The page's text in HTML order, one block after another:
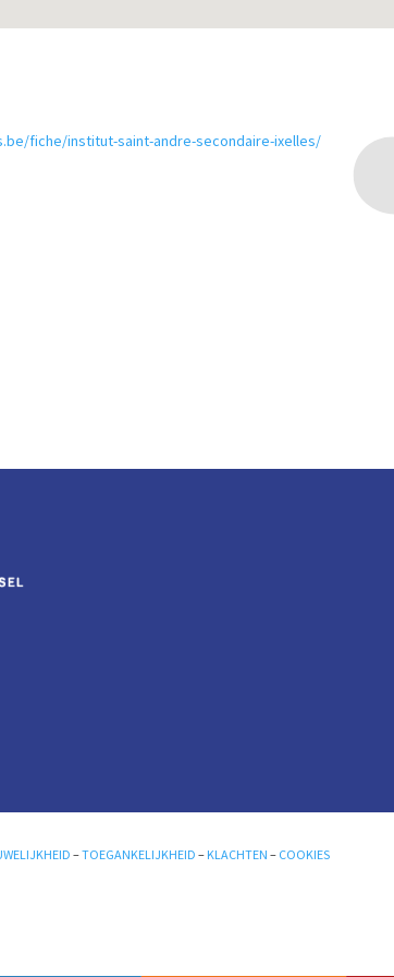
fiche/institut-saint-andre-secondaire-ixelles/
–TOEGANKELIJKHEID – KLACHTEN – COOKIES